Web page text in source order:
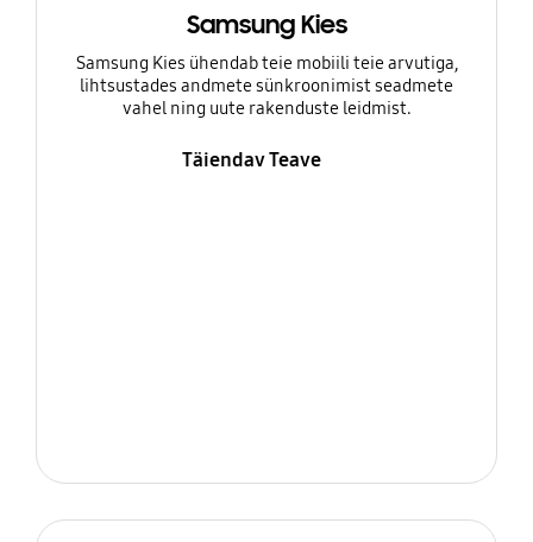
Samsung Kies
Samsung Kies ühendab teie mobiili teie arvutiga,
lihtsustades andmete sünkroonimist seadmete
vahel ning uute rakenduste leidmist.
Täiendav Teave